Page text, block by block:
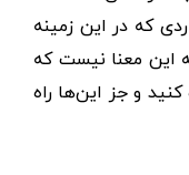
که در این زمینه
این معنا نیست که
و جز این‌ها راه